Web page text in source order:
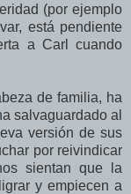
(por ejemplo
está pendiente
a Carl cuando
de familia, ha
salvaguardado al
versión de sus
por reivindicar
sientan que la
y empiecen a